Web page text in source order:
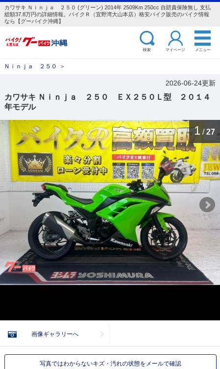
カワサキ Ｎｉｎｊａ ２５０ (グリーン) 2014年 2509Km 250cc 自賠責保険無し 支払
総額37.8万円の詳細情報。バイクＲ（宜野湾大山本店）格安バイク販売のバイク情報
なら【グーバイク沖縄】
検索 マイページ メニュー
Ｎｉｎｊａ ２５０ ＞
2026-06-24更新
カワサキ Ｎｉｎｊａ ２５０ ＥＸ２５０Ｌ型 ２０１４
年モデル
1 / 27
画像ギャラリーへ
写真ではわからないキズ・汚れの状態をメールで確認